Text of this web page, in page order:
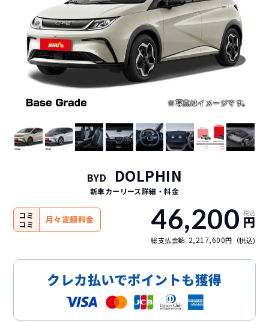
BYD DOLPHIN
新車カーリース詳細 ・料金
コミ
コミ
月々定額料金 46,200 税込
円
総支払金額 2,217,600円（税込)
クレカ払いでポイントも獲得